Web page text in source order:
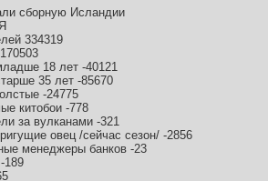
сборную Исландии
334319
18 лет -40121
35 лет -85670
-24775
китобои -778
за вулканами -321
овец /сейчас сезон/ -2856
менеджеры банков -23
189